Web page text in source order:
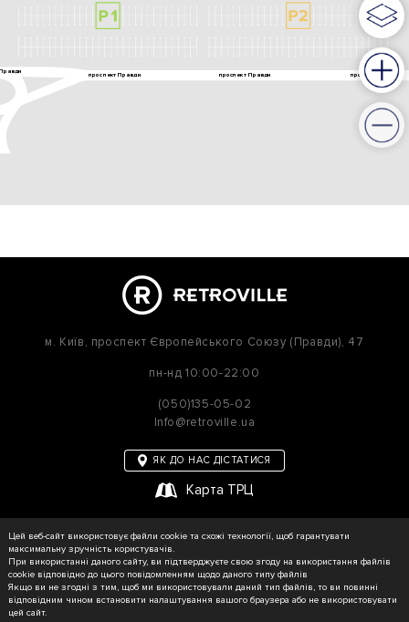
м. Київ, проспект Європейського Союзу (Правди), 47
пн-нд 10:00-22:00
(050)135-05-02
Info@retroville.ua
ЯК ДО НАС ДІСТАТИСЯ
Карта ТРЦ
© RETROVILLE, 2026 Усі права захищені
Цей веб-сайт використовує файли cookie та схожі технології, щоб гарантувати
максимальну зручність користувачів.
При використанні даного сайту, ви підтверджуєте свою згоду на використання файлів
cookie відповідно до цього повідомленням щодо даного типу файлів
Якщо ви не згодні з тим, щоб ми використовували даний тип файлів, то ви повинні
відповідним чином встановити налаштування вашого браузера або не використовувати
цей сайт.